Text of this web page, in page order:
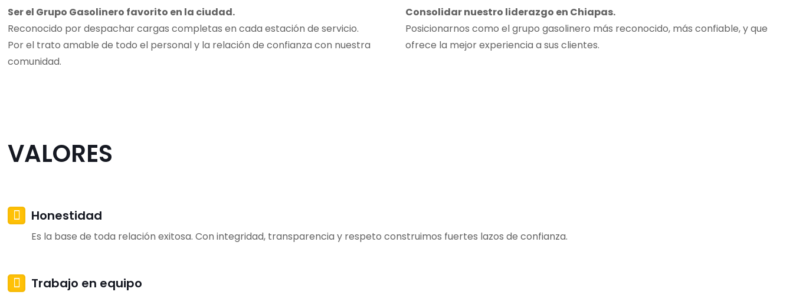
Ser el Grupo Gasolinero favorito en la ciudad.
Reconocido por despachar cargas completas en cada estación de servicio.
Por el trato amable de todo el personal y la relación de confianza con nuestra
comunidad.
Consolidar nuestro liderazgo en Chiapas.
Posicionarnos como el grupo gasolinero más reconocido, más confiable, y que
ofrece la mejor experiencia a sus clientes.
VALORES
Honestidad
Es la base de toda relación exitosa. Con integridad, transparencia y respeto construimos fuertes lazos de confianza.
Trabajo en equipo